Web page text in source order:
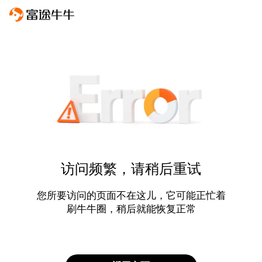
访问频繁，请稍后重试
您所要访问的页面不在这儿，它可能正忙着
刷牛牛圈，稍后就能恢复正常